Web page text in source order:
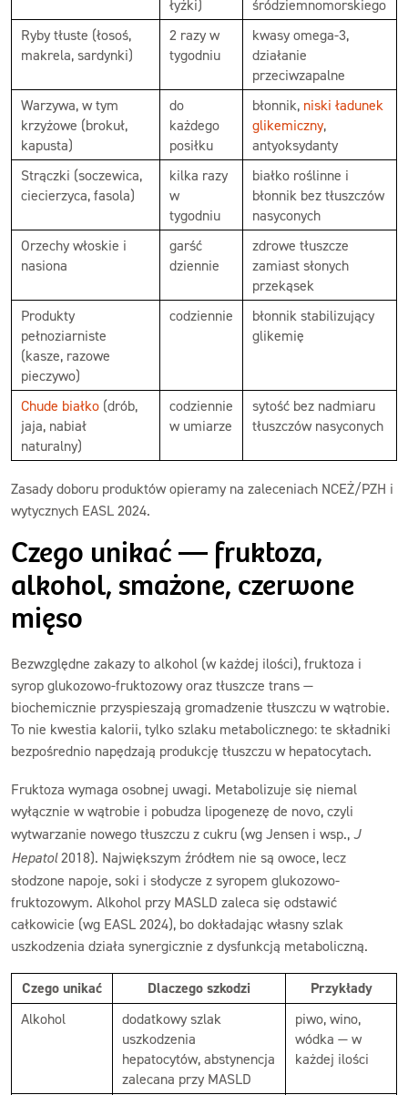
łyżki)
śródziemnomorskiego
Ryby tłuste (łosoś,
makrela, sardynki)
2 razy w
tygodniu
kwasy omega-3,
działanie
przeciwzapalne
Warzywa, w tym
krzyżowe (brokuł,
kapusta)
do
każdego
posiłku
błonnik, niski ładunek
glikemiczny,
antyoksydanty
Strączki (soczewica,
ciecierzyca, fasola)
kilka razy
w
tygodniu
białko roślinne i
błonnik bez tłuszczów
nasyconych
Orzechy włoskie i
nasiona
garść
dziennie
zdrowe tłuszcze
zamiast słonych
przekąsek
Produkty
pełnoziarniste
(kasze, razowe
pieczywo)
codziennie
błonnik stabilizujący
glikemię
Chude białko (drób,
jaja, nabiał
naturalny)
codziennie
w umiarze
sytość bez nadmiaru
tłuszczów nasyconych
Zasady doboru produktów opieramy na zaleceniach NCEŻ/PZH i
wytycznych EASL 2024.
Czego unikać — fruktoza,
alkohol, smażone, czerwone
mięso
Bezwzględne zakazy to alkohol (w każdej ilości), fruktoza i
syrop glukozowo-fruktozowy oraz tłuszcze trans —
biochemicznie przyspieszają gromadzenie tłuszczu w wątrobie.
To nie kwestia kalorii, tylko szlaku metabolicznego: te składniki
bezpośrednio napędzają produkcję tłuszczu w hepatocytach.
Fruktoza wymaga osobnej uwagi. Metabolizuje się niemal
wyłącznie w wątrobie i pobudza lipogenezę de novo, czyli
wytwarzanie nowego tłuszczu z cukru (wg Jensen i wsp., J
Hepatol2018). Największym źródłem nie są owoce, lecz
słodzone napoje, soki i słodycze z syropem glukozowo-
fruktozowym. Alkohol przy MASLD zaleca się odstawić
całkowicie (wg EASL 2024), bo dokładając własny szlak
uszkodzenia działa synergicznie z dysfunkcją metaboliczną.
Czego unikać Dlaczego szkodzi Przykłady
Alkohol
dodatkowy szlak
uszkodzenia
hepatocytów, abstynencja
zalecana przy MASLD
piwo, wino,
wódka — w
każdej ilości